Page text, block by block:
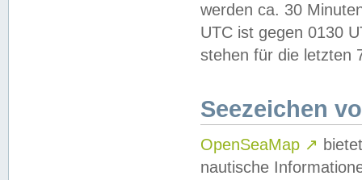
werden ca. 30
UTC ist gegen 0130
stehen für die letzten
Seezeichen
OpenSeaMap ↗
nautische